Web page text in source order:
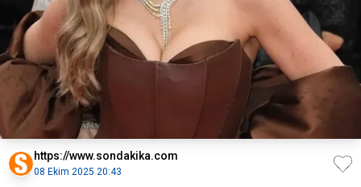
https://www.sondakika.com
08 Ekim 2025 20:43